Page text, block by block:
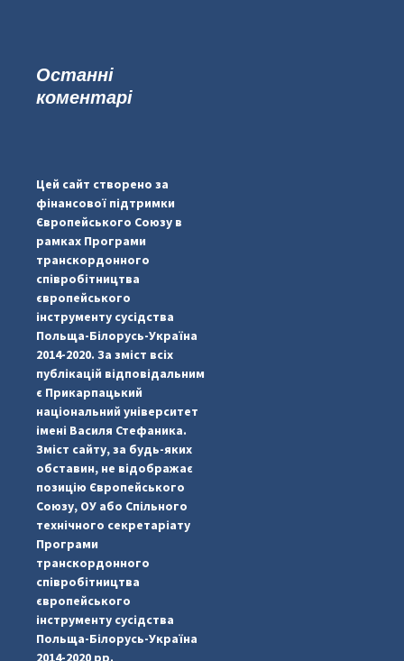
#PipIvanToday
Останні
коментарі
Цей сайт створено за
фінансової підтримки
Європейського Союзу в
рамках Програми
транскордонного
співробітництва
європейського
інструменту сусідства
Польща-Білорусь-Україна
2014-2020. За зміст всіх
публікацій відповідальним
є Прикарпацький
національний університет
імені Василя Стефаника.
Зміст сайту, за будь-яких
обставин, не відображає
позицію Європейського
Союзу, ОУ або Спільного
технічного секретаріату
Програми
транскордонного
співробітництва
європейського
інструменту сусідства
Польща-Білорусь-Україна
2014-2020 рр.